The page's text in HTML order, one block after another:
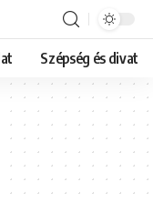
Szépség és divat